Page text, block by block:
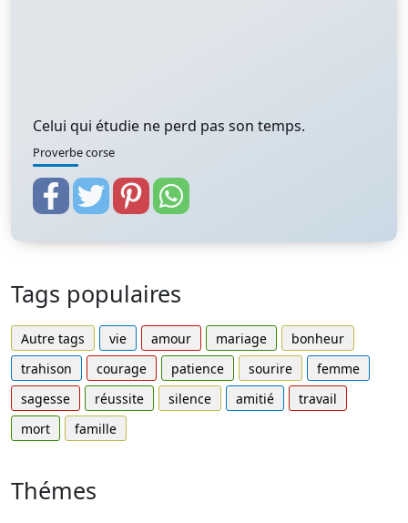
Celui qui étudie ne perd pas son temps.
Proverbe corse
Tags populaires
Autre tags vie amour mariage
bonheur
trahison
courage patience sourire
femme
sagesse
réussite silence amitié
travail
mort
famille
Thémes